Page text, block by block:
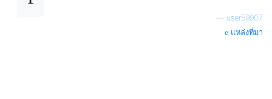
user59907
แหล่งที่มา